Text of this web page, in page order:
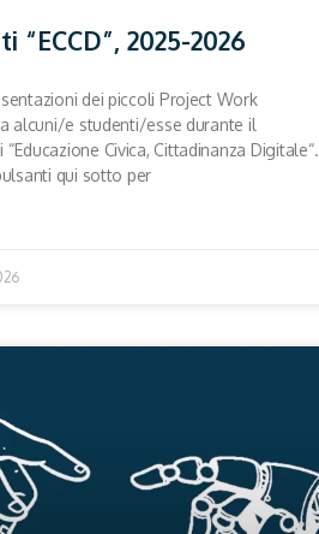
“ECCD”, 2025-2026
dei piccoli Project Work
alcuni/e studenti/esse durante il
Civica, Cittadinanza Digitale“.
qui sotto per